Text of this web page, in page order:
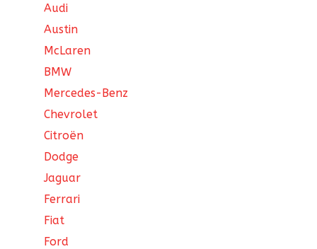
Audi
Austin
McLaren
BMW
Mercedes-Benz
Chevrolet
Citroën
Dodge
Jaguar
Ferrari
Fiat
Ford